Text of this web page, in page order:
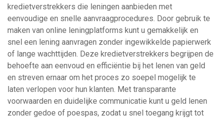
kredietverstrekkers die leningen aanbieden met
eenvoudige en snelle aanvraagprocedures. Door gebruik te
maken van online leningplatforms kunt u gemakkelijk en
snel een lening aanvragen zonder ingewikkelde papierwerk
of lange wachttijden. Deze kredietverstrekkers begrijpen de
behoefte aan eenvoud en efficiëntie bij het lenen van geld
en streven ernaar om het proces zo soepel mogelijk te
laten verlopen voor hun klanten. Met transparante
voorwaarden en duidelijke communicatie kunt u geld lenen
zonder gedoe of poespas, zodat u snel toegang krijgt tot